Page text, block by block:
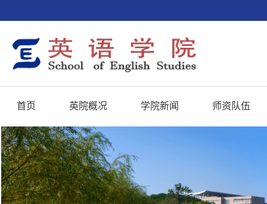
首页 英院概况 学院新闻 师资队伍